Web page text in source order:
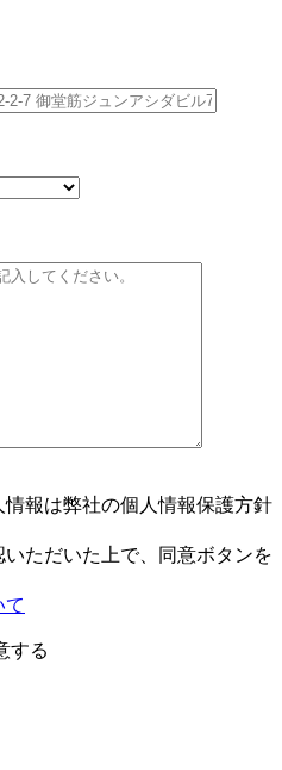
報は弊社の個人情報保護方針
ただいた上で、同意ボタンを
て
する